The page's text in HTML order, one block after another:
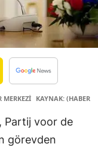
MERKEZİ KAYNAK: (HABER
Partij voor de
görevden